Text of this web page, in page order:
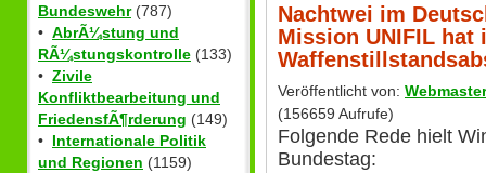
Bundeswehr(787)
• AbrÃ¼stung und
RÃ¼stungskontrolle (133)
• Zivile
Konfliktbearbeitung und
FriedensfÃ¶rderung (149)
• Internationale Politik
und Regionen (1159)
Nachtwei im
Mission UNIFIL hat
Veröffentlicht von: Webmaster
(156659 Aufrufe)
Folgende Rede hielt
Bundestag: